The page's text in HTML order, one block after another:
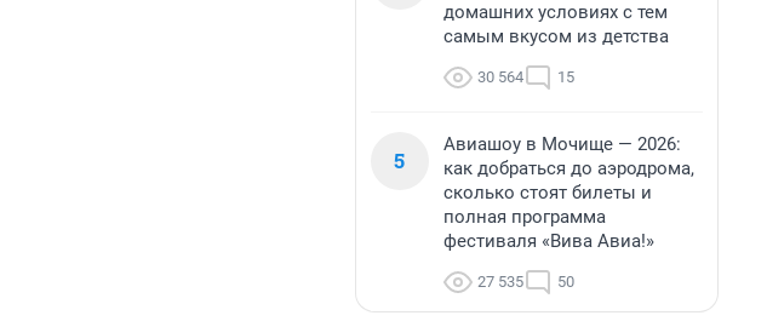
домашних условиях с тем
самым вкусом из детства
30 564 15
5
Авиашоу в Мочище — 2026:
как добраться до аэродрома,
сколько стоят билеты и
полная программа
фестиваля «Вива Авиа!»
27 535 50